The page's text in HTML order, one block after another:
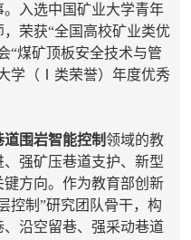
入选中国矿业大学青年
荣获“全国高校矿业类优
“煤矿顶板安全技术与管
学（Ⅰ类荣誉）年度优秀
围岩智能控制领域的教
强矿压巷道支护、新型
方向。作为教育部创新
控制”研究团队骨干，构
沿空留巷、强采动巷道